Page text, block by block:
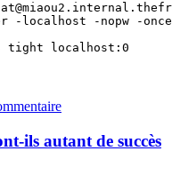
-localhost -nopw -
ils autant de succès